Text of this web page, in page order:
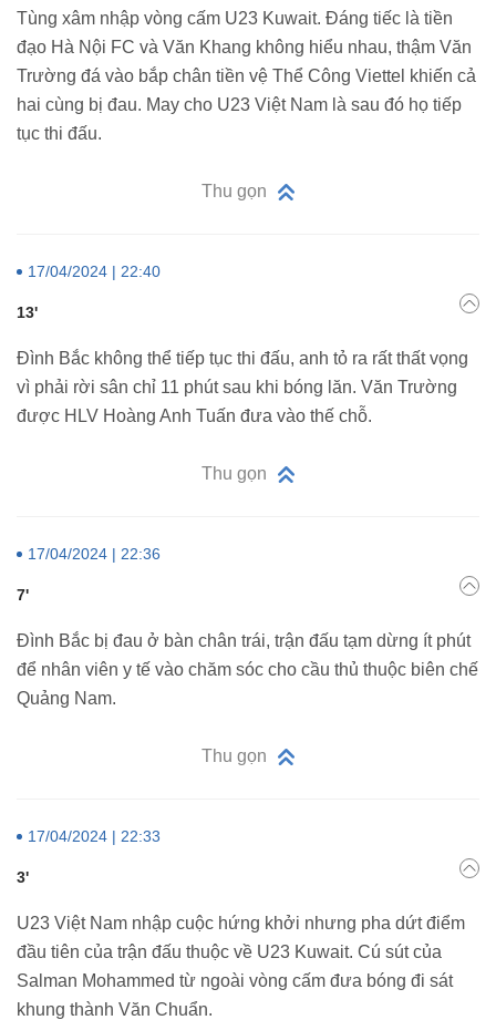
Tùng xâm nhập vòng cấm U23 Kuwait. Đáng tiếc là tiền
đạo Hà Nội FC và Văn Khang không hiểu nhau, thậm Văn
Trường đá vào bắp chân tiền vệ Thể Công Viettel khiến cả
hai cùng bị đau. May cho U23 Việt Nam là sau đó họ tiếp
tục thi đấu.
Thu gọn
17/04/2024 | 22:40
13'
Đình Bắc không thể tiếp tục thi đấu, anh tỏ ra rất thất vọng
vì phải rời sân chỉ 11 phút sau khi bóng lăn. Văn Trường
được HLV Hoàng Anh Tuấn đưa vào thế chỗ.
Thu gọn
17/04/2024 | 22:36
7'
Đình Bắc bị đau ở bàn chân trái, trận đấu tạm dừng ít phút
để nhân viên y tế vào chăm sóc cho cầu thủ thuộc biên chế
Quảng Nam.
Thu gọn
17/04/2024 | 22:33
3'
U23 Việt Nam nhập cuộc hứng khởi nhưng pha dứt điểm
đầu tiên của trận đấu thuộc về U23 Kuwait. Cú sút của
Salman Mohammed từ ngoài vòng cấm đưa bóng đi sát
khung thành Văn Chuẩn.